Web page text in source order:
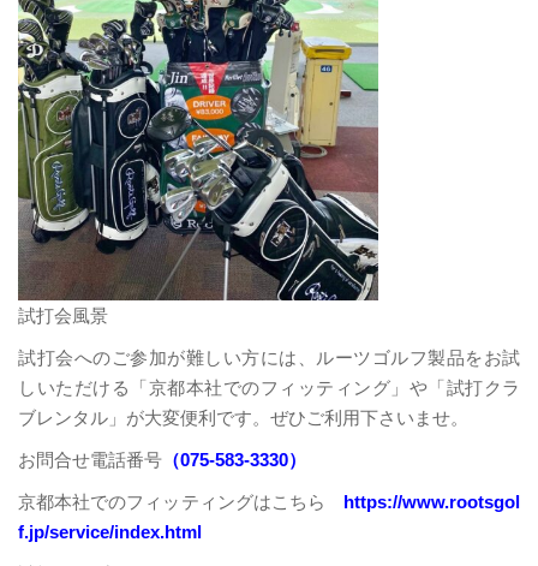
試打会風景
試打会へのご参加が難しい方には、ルーツゴルフ製品をお試
しいただける「京都本社でのフィッティング」や「試打クラ
ブレンタル」が大変便利です。ぜひご利用下さいませ。
お問合せ電話番号 （075-583-3330）
京都本社でのフィッティングはこちら https://www.rootsgol
f.jp/service/index.html